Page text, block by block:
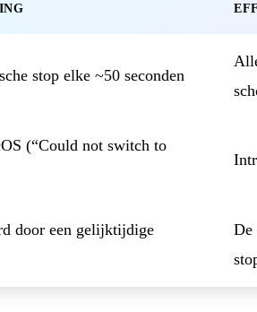
stop elke ~50 seconden
(“Could not switch to
door een gelijktijdige
De